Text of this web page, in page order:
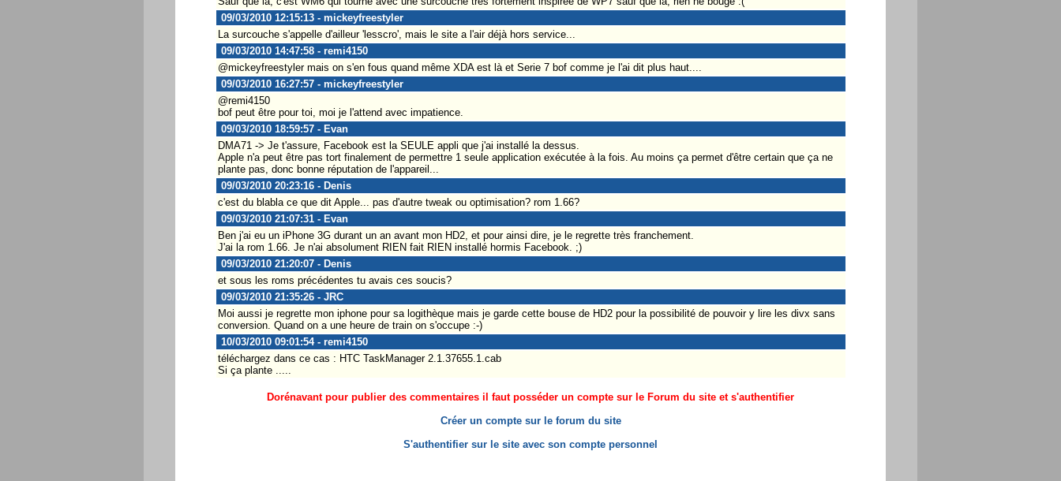
09/03/2010 12:15:13 - mickeyfreestyler
La surcouche s'appelle d'ailleur 'lesscro', mais le site a l'air déjà hors service...
09/03/2010 14:47:58 - remi4150
@mickeyfreestyler mais on s'en fous quand même XDA est là et Serie 7 bof comme je l'ai dit plus haut....
09/03/2010 16:27:57 - mickeyfreestyler
@remi4150
bof peut être pour toi, moi je l'attend avec impatience.
09/03/2010 18:59:57 - Evan
DMA71 -> Je t'assure, Facebook est la SEULE appli que j'ai installé la dessus.
Apple n'a peut être pas tort finalement de permettre 1 seule application exécutée à la fois. Au moins ça permet d'être certain que ça ne
plante pas, donc bonne réputation de l'appareil...
09/03/2010 20:23:16 - Denis
c'est du blabla ce que dit Apple... pas d'autre tweak ou optimisation? rom 1.66?
09/03/2010 21:07:31 - Evan
Ben j'ai eu un iPhone 3G durant un an avant mon HD2, et pour ainsi dire, je le regrette très franchement.
J'ai la rom 1.66. Je n'ai absolument RIEN fait RIEN installé hormis Facebook. ;)
09/03/2010 21:20:07 - Denis
et sous les roms précédentes tu avais ces soucis?
09/03/2010 21:35:26 - JRC
Moi aussi je regrette mon iphone pour sa logithèque mais je garde cette bouse de HD2 pour la possibilité de pouvoir y lire les divx sans
conversion. Quand on a une heure de train on s'occupe :-)
10/03/2010 09:01:54 - remi4150
téléchargez dans ce cas : HTC TaskManager 2.1.37655.1.cab
Si ça plante .....
Dorénavant pour publier des commentaires il faut posséder un compte sur le Forum du site et s'authentifier
Créer un compte sur le forum du site
S'authentifier sur le site avec son compte personnel